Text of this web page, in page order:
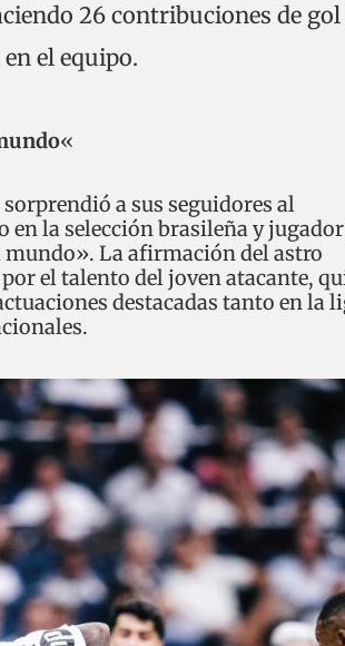
26 contribuciones de gol
el equipo.
«
a sus seguidores al
en la selección brasileña y jugador
La afirmación del astro
el talento del joven atacante,
destacadas tanto en la